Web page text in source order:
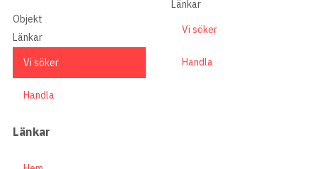
Objekt
Länkar
Vi söker
Handla
Länkar
Vi söker
Handla
Länkar